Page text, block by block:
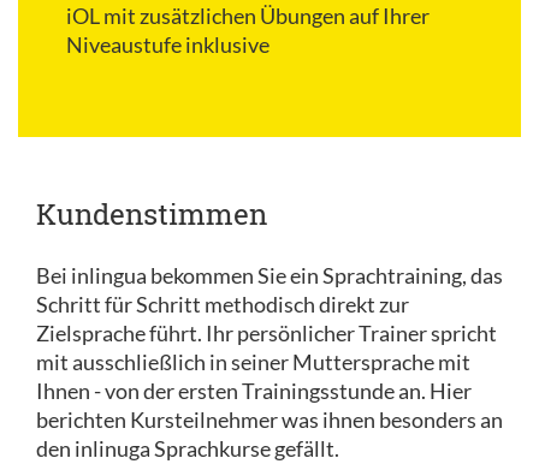
iOLmit zusätzlichen Übungen auf Ihrer
Niveaustufe inklusive
Kundenstimmen
Bei inlingua bekommen Sie ein Sprachtraining, das
Schritt für Schritt methodisch direkt zur
Zielsprache führt. Ihr persönlicher Trainer spricht
mit ausschließlich in seiner Muttersprache mit
Ihnen - von der ersten Trainingsstunde an. Hier
berichten Kursteilnehmer was ihnen besonders an
den inlinuga Sprachkurse gefällt.